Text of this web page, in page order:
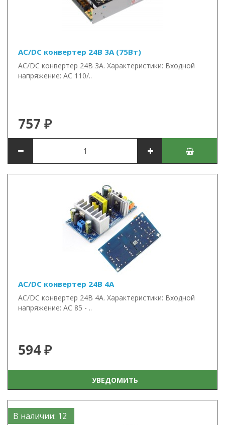
AC/DC конвертер 24В 3А (75Вт)
AC/DC конвертер 24В 3А. Характеристики: Входной
напряжение: AC 110/..
757 ₽
AC/DC конвертер 24В 4А
AC/DC конвертер 24В 4А. Характеристики: Входной
напряжение: AC 85 - ..
594 ₽
УВЕДОМИТЬ
В наличии: 12